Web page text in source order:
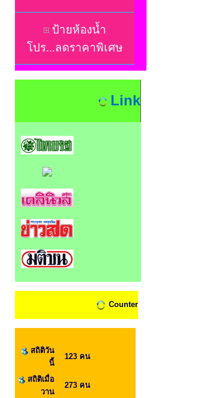
ป้ายห้องน้ำ
โปร...ลดราคาพิเศษ
Link
Counter
สถิติวัน
นี้
123 คน
สถิติเมื่อ
วาน
273 คน